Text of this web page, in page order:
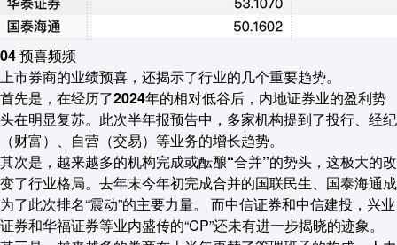
04 预喜频频
上市券商的业绩预喜，还揭示了行业的几个重要趋势。
首先是，在经历了2024年的相对低谷后，内地证券业的盈利势
头在明显复苏。此次半年报预告中，多家机构提到了投行、经纪
（财富）、自营（交易）等业务的增长趋势。
其次是，越来越多的机构完成或酝酿“合并”的势头，这极大的改
变了行业格局。去年末今年初完成合并的国联民生、国泰海通成
为了此次排名“震动”的主要力量。 而中信证券和中信建投，兴业
证券和华福证券等业内盛传的“CP”还未有进一步揭晓的迹象。